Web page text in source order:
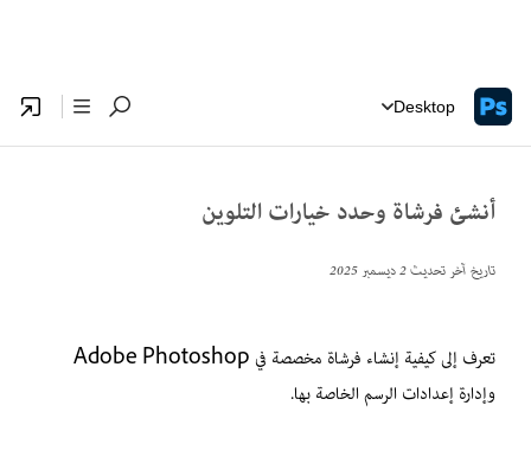
Desktop
أنشئ فرشاة وحدد خيارات التلوين
تاريخ آخر تحديث2 ديسمبر 2025
تعرف إلى كيفية إنشاء فرشاة مخصصة في Adobe Photoshop
وإدارة إعدادات الرسم الخاصة بها.